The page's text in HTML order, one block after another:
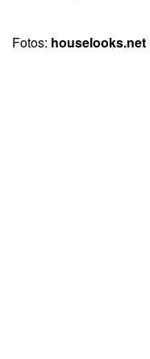
Fotos: houselooks.net